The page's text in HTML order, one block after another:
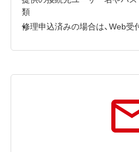
類
修理申込済みの場合は、Web受